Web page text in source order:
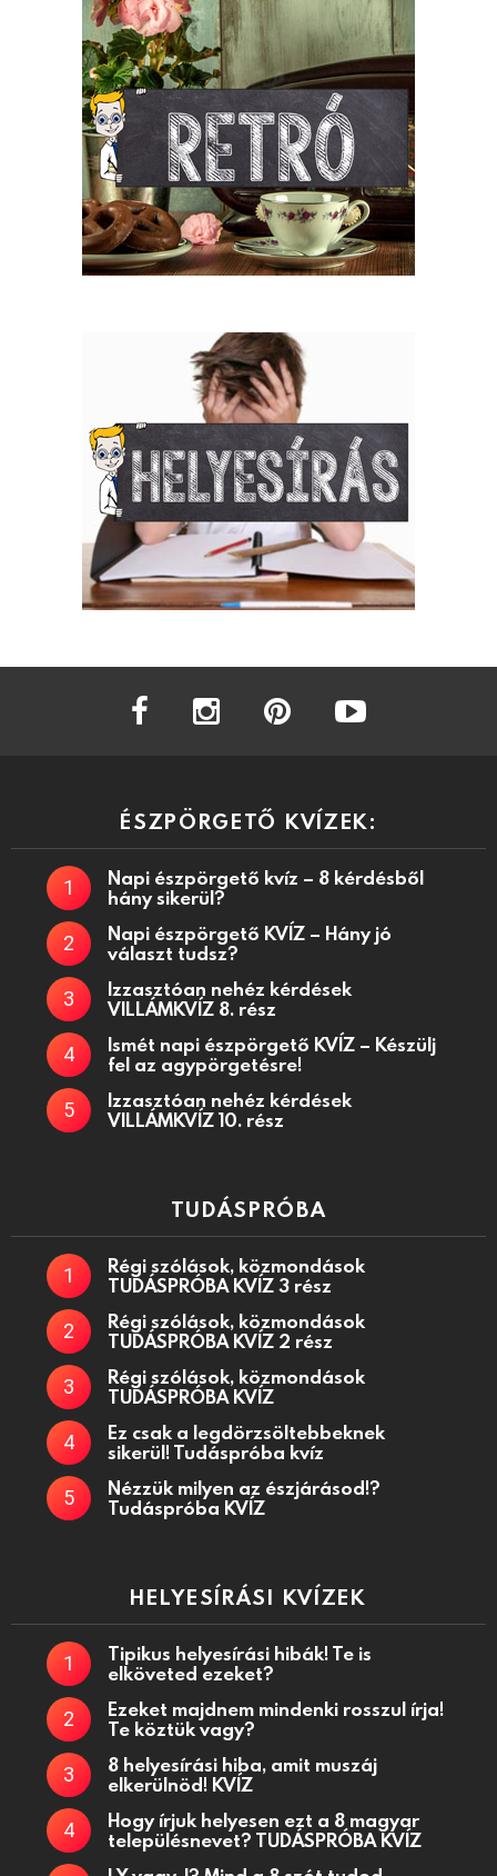
facebook instagram
ÉSZPÖRGETŐ KVÍZEK:
Napi észpörgető kvíz – 8 kérdésből
hány sikerül?
Napi észpörgető KVÍZ – Hány jó
választ tudsz?
Izzasztóan nehéz kérdések
VILLÁMKVÍZ 8. rész
Ismét napi észpörgető KVÍZ – Készülj
fel az agypörgetésre!
Izzasztóan nehéz kérdések
VILLÁMKVÍZ 10. rész
TUDÁSPRÓBA
Régi szólások, közmondások
TUDÁSPRÓBA KVÍZ 3 rész
Régi szólások, közmondások
TUDÁSPRÓBA KVÍZ 2 rész
Régi szólások, közmondások
TUDÁSPRÓBA KVÍZ
Ez csak a legdörzsöltebbeknek
sikerül! Tudáspróba kvíz
Nézzük milyen az észjárásod!?
Tudáspróba KVÍZ
HELYESÍRÁSI KVÍZEK
Tipikus helyesírási hibák! Te is
elköveted ezeket?
Ezeket majdnem mindenki rosszul írja!
Te köztük vagy?
8 helyesírási hiba, amit muszáj
elkerülnöd! KVÍZ
Hogy írjuk helyesen ezt a 8 magyar
településnevet? TUDÁSPRÓBA KVÍZ